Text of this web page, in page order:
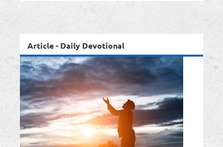
Article - Daily Devotional